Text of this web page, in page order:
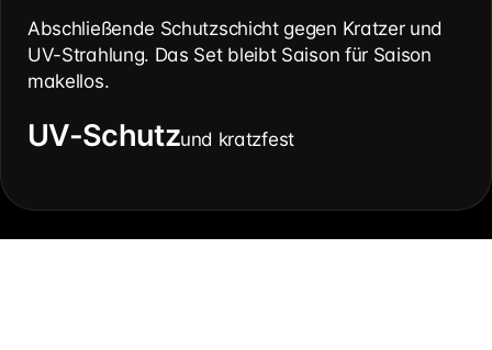
Abschließende Schutzschicht gegen Kratzer und
UV-Strahlung. Das Set bleibt Saison für Saison
makellos.
UV-Schutzund kratzfest